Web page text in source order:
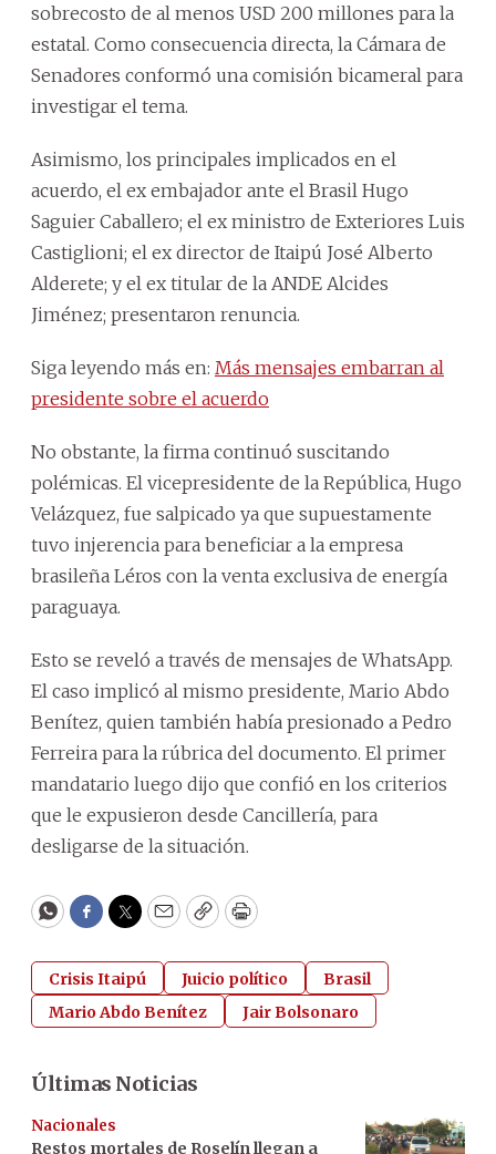
sobrecosto de al menos USD 200 millones para la
estatal. Como consecuencia directa, la Cámara de
Senadores conformó una comisión bicameral para
investigar el tema.
Asimismo, los principales implicados en el
acuerdo, el ex embajador ante el Brasil Hugo
Saguier Caballero; el ex ministro de Exteriores Luis
Castiglioni; el ex director de Itaipú José Alberto
Alderete; y el ex titular de la ANDE Alcides
Jiménez; presentaron renuncia.
Siga leyendo más en: Más mensajes embarran al
presidente sobre el acuerdo
No obstante, la firma continuó suscitando
polémicas. El vicepresidente de la República, Hugo
Velázquez, fue salpicado ya que supuestamente
tuvo injerencia para beneficiar a la empresa
brasileña Léros con la venta exclusiva de energía
paraguaya.
Esto se reveló a través de mensajes de WhatsApp.
El caso implicó al mismo presidente, Mario Abdo
Benítez, quien también había presionado a Pedro
Ferreira para la rúbrica del documento. El primer
mandatario luego dijo que confió en los criterios
que le expusieron desde Cancillería, para
desligarse de la situación.
WhatsApp
Facebook
Twitter
EmailCopyPrint
Crisis Itaipú Juicio político
Brasil
Mario Abdo Benítez
Jair Bolsonaro
Últimas Noticias
Nacionales
Restos mortales de Roselín llegan a